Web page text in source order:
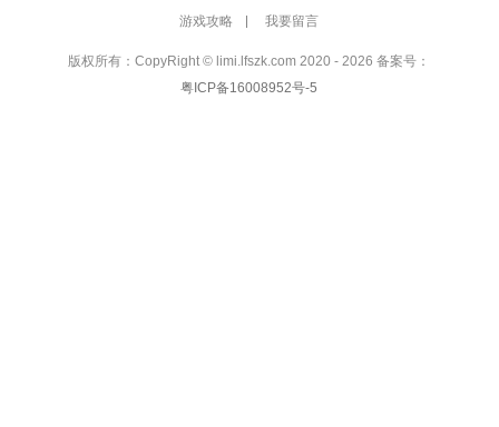
游戏攻略
我要留言
版权所有：CopyRight © limi.lfszk.com 2020 - 2026 备案号：
粤ICP备16008952号-5